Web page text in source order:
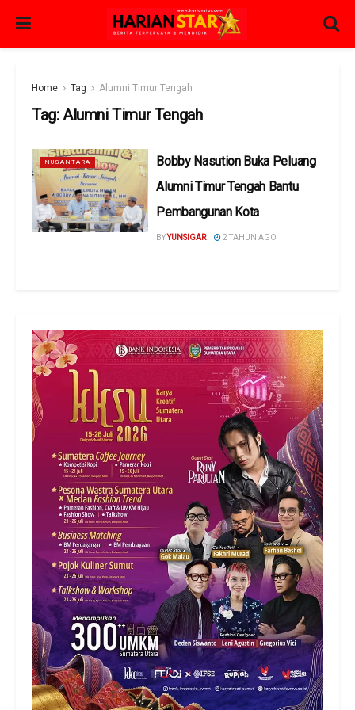
Home Tag Alumni Timur Tengah
Tag:Alumni Timur Tengah
NUSANTARA
Bobby Nasution Buka Peluang
Alumni Timur Tengah Bantu
Pembangunan Kota
BYYUNSIGAR 2 TAHUN AGO